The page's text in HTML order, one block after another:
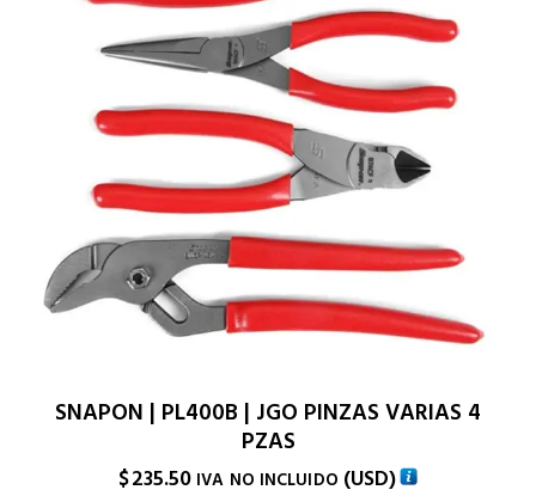
SNAPON | PL400B | JGO PINZAS VARIAS 4
PZAS
$235.50 IVA NO INCLUIDO (USD)